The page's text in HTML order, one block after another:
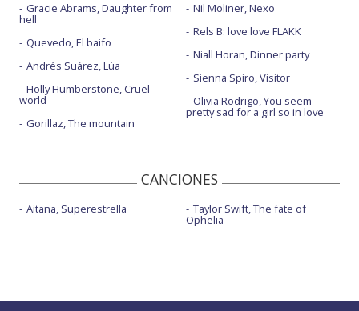
Gracie Abrams, Daughter from
hell
Quevedo, El baifo
Andrés Suárez, Lúa
Holly Humberstone, Cruel
world
Gorillaz, The mountain
Nil Moliner, Nexo
Rels B: love love FLAKK
Niall Horan, Dinner party
Sienna Spiro, Visitor
Olivia Rodrigo, You seem
pretty sad for a girl so in love
CANCIONES
Aitana, Superestrella Taylor Swift, The fate of
Ophelia